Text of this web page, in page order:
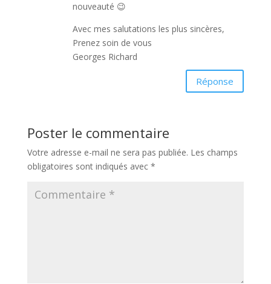
nouveauté 😉
Avec mes salutations les plus sincères,
Prenez soin de vous
Georges Richard
Réponse
Poster le commentaire
Votre adresse e-mail ne sera pas publiée. Les champs
obligatoires sont indiqués avec *